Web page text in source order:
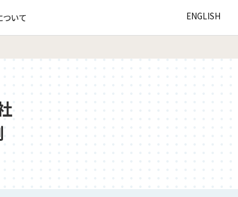
ついて ENGLISH